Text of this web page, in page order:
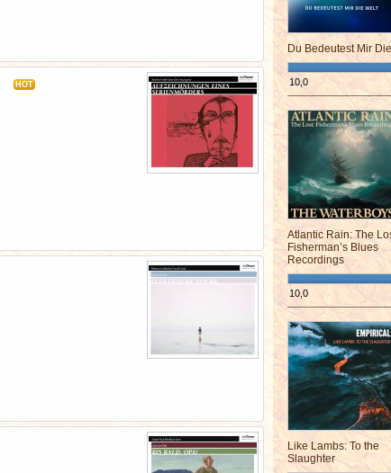
HOT
Du Bedeutest Mir
10,0
Atlantic Rain: The
Fisherman’s Blues
Recordings
10,0
Like Lambs: To the
Slaughter